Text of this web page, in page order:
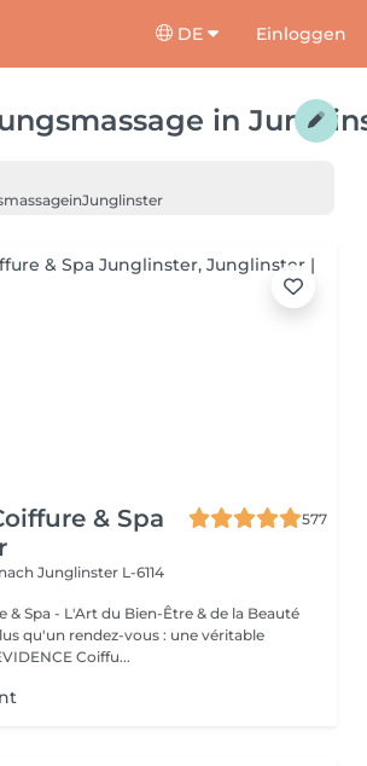
DE Einloggen
in
inJunglinster
& Spa
577
Junglinster L-6114
& Spa - L'Art du Bien-Être & de la Beauté
qu'un rendez-vous : une véritable
Chez EVIDENCE Coiffu...